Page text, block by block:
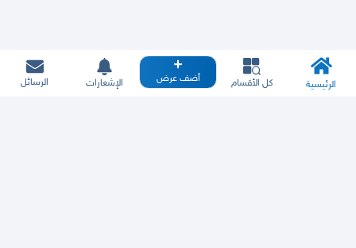
الرئيسية كل الأقسام أضف عرض الإشعارات الرسائل